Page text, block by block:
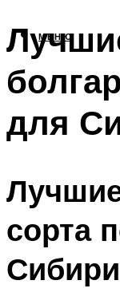
МЕНЮ
для
сорта
Сибири